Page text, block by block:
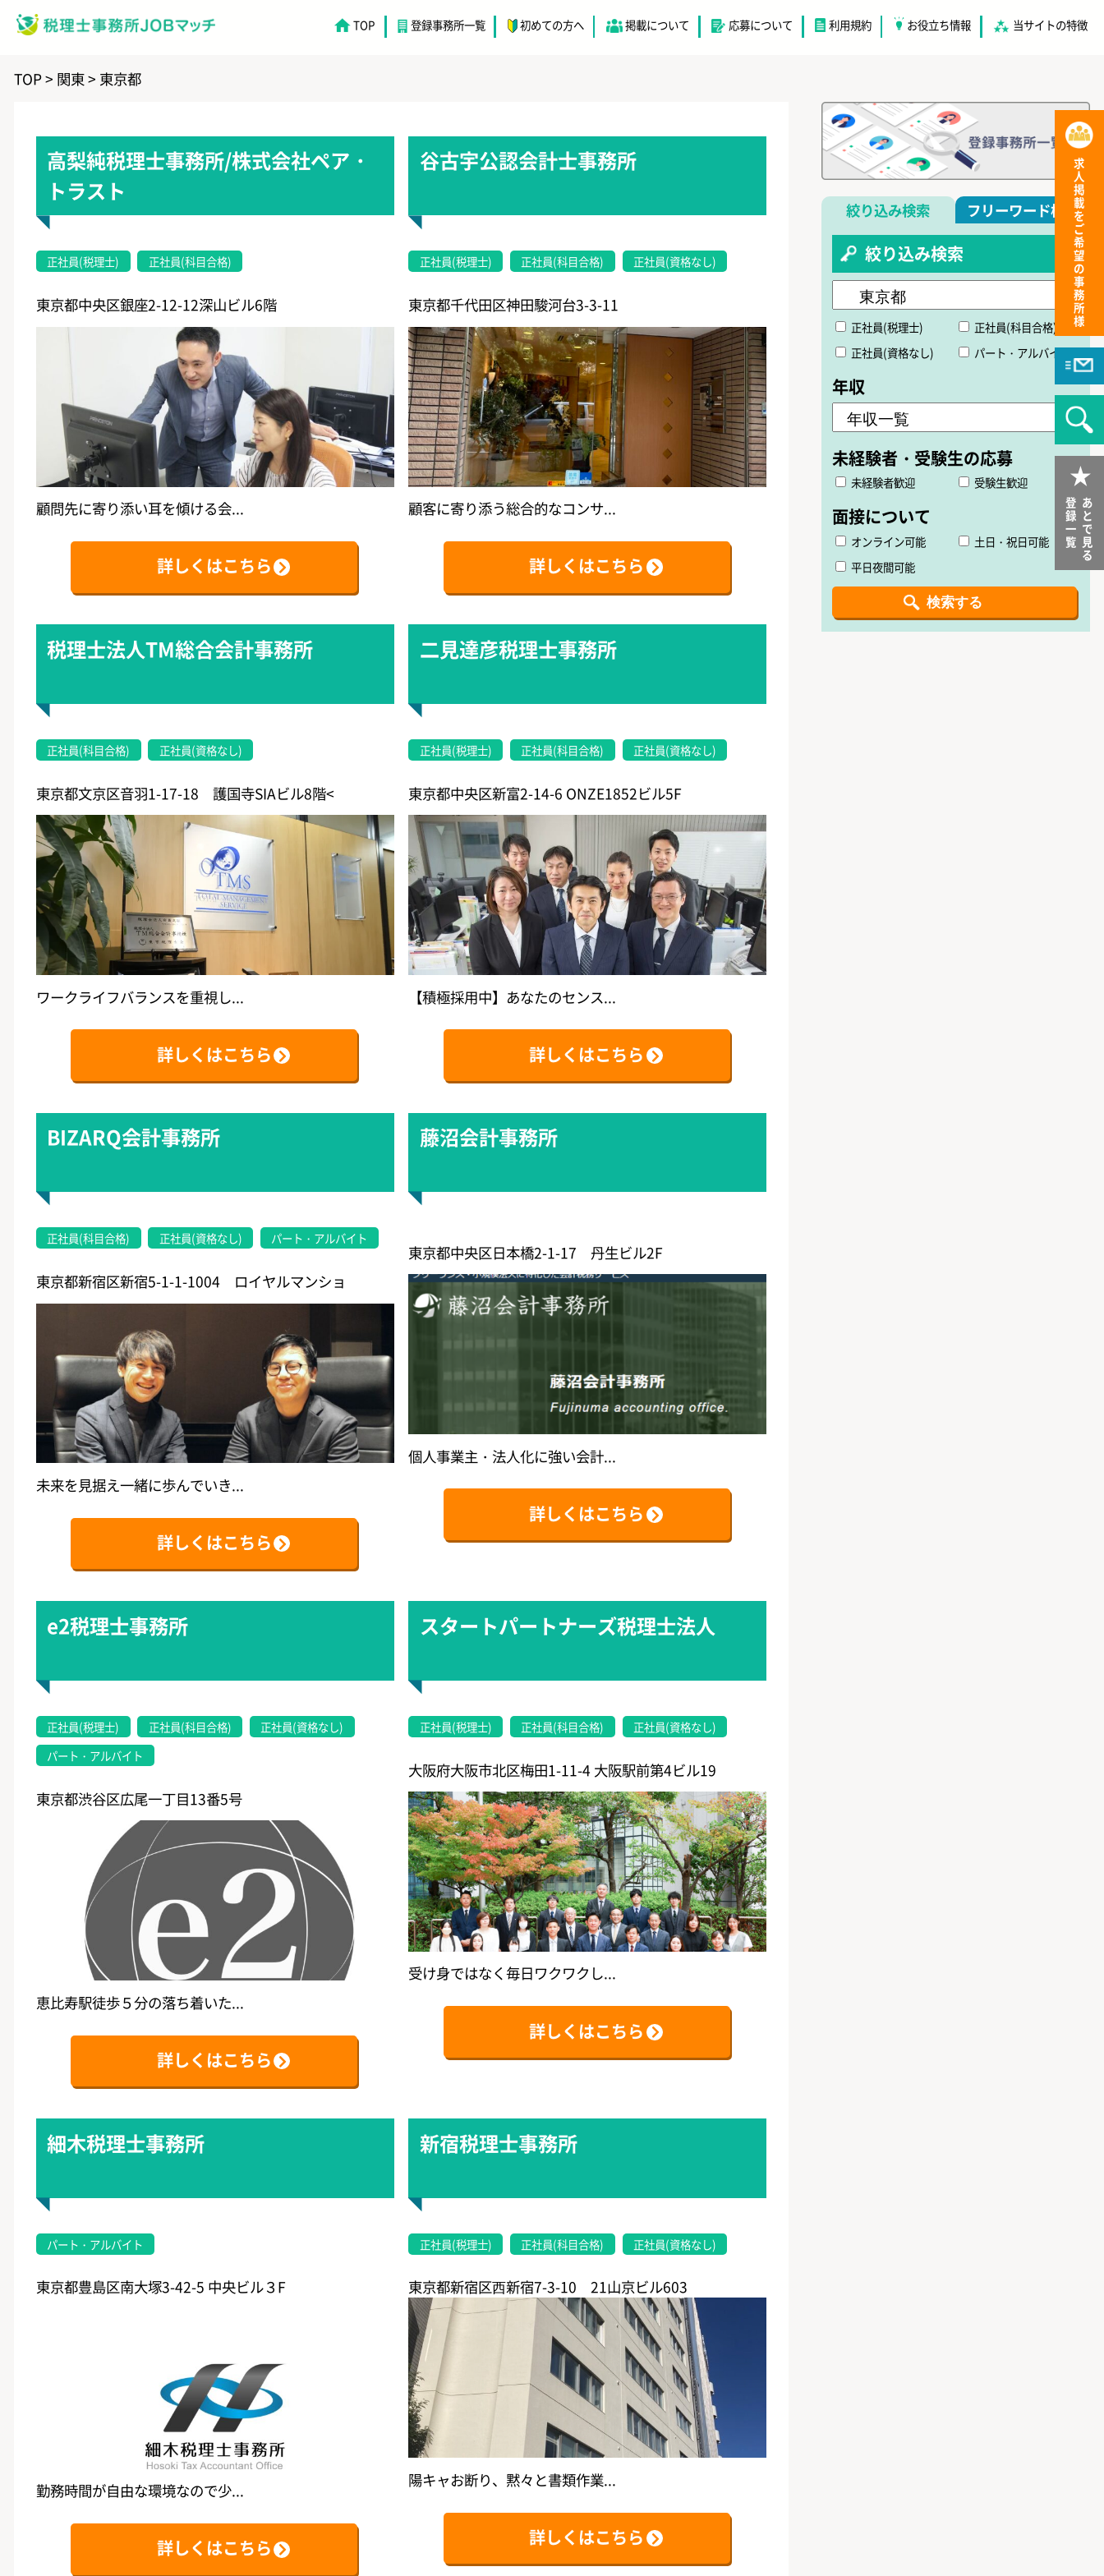
税理士JOBマッチ
TOP 登録事務所一覧 初めての方へ 掲載について 応募について 利用規約 お役立ち情報 当サイトの特徴
求人掲載をご希望の事務所様
あとで見る
登録一覧
TOP> 関東> 東京都
高梨純税理士事務所/株式会社ペア・
トラスト
正社員(税理士) 正社員(科目合格)
東京都中央区銀座2-12-12深山ビル6階
顧問先に寄り添い耳を傾ける会...
詳しくはこちら
谷古宇公認会計士事務所
正社員(税理士) 正社員(科目合格) 正社員(資格なし)
東京都千代田区神田駿河台3-3-11
顧客に寄り添う総合的なコンサ...
詳しくはこちら
税理士法人TM総合会計事務所
正社員(科目合格) 正社員(資格なし)
東京都文京区音羽1-17-18 護国寺SIAビル8階<
ワークライフバランスを重視し...
詳しくはこちら
二見達彦税理士事務所
正社員(税理士) 正社員(科目合格) 正社員(資格なし)
東京都中央区新富2-14-6 ONZE1852ビル5F
【積極採用中】あなたのセンス...
詳しくはこちら
BIZARQ会計事務所
正社員(科目合格) 正社員(資格なし) パート・アルバイト
東京都新宿区新宿5-1-1-1004 ロイヤルマンショ
未来を見据え一緒に歩んでいき...
詳しくはこちら
藤沼会計事務所
東京都中央区日本橋2-1-17 丹生ビル2F
個人事業主・法人化に強い会計...
詳しくはこちら
e2税理士事務所
正社員(税理士) 正社員(科目合格)
正社員(資格なし)
パート・アルバイト
東京都渋谷区広尾一丁目13番5号
恵比寿駅徒歩５分の落ち着いた...
詳しくはこちら
スタートパートナーズ税理士法人
正社員(税理士) 正社員(科目合格) 正社員(資格なし)
大阪府大阪市北区梅田1-11-4 大阪駅前第4ビル19
受け身ではなく毎日ワクワクし...
詳しくはこちら
細木税理士事務所
パート・アルバイト
東京都豊島区南大塚3-42-5 中央ビル３F
勤務時間が自由な環境なので少...
詳しくはこちら
新宿税理士事務所
正社員(税理士) 正社員(科目合格) 正社員(資格なし)
東京都新宿区⻄新宿7-3-10 21山京ビル603
陽キャお断り、黙々と書類作業...
詳しくはこちら
絞り込み検索 フリーワード検索
絞り込み検索
正社員(税理士)
正社員(科目合格)
正社員(資格なし)
パート・アルバイト
未経験者歓迎 受験生歓迎
オンライン可能
土日・祝日可能
平日夜間可能